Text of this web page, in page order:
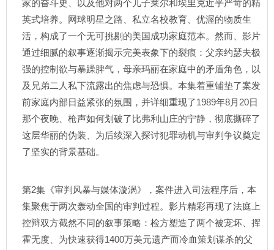
家的奋斗史、以及他对两个儿子莱尔和埃里克近乎严苛的精
英式培养。网球明星之路、私立名校教育、优渥的物质生
活，构成了一个无可挑剔的美国成功家庭范本。然而、影片
通过细腻的叙事逐渐揭示完美表象下的裂痕：父亲约瑟夫极
强的控制欲与暴躁脾气，母亲玛丽在家庭中的矛盾角色，以
及兄弟二人私下流露出的焦虑与恐惧。本集着重铺垫了案发
前家庭内部日益紧张的氛围，并详细重现了1989年8月20日
那个夜晚、枪声如何划破了比弗利山庄的宁静，彻底撕碎了
这层华丽的伪装、为后续深入探讨犯罪动机与审判争议奠定
了坚实的背景基础。
第2集《审判风暴与媒体漩涡》，案件进入司法程序后，本
集聚焦于两次轰动全国的审判过程。影片精彩再现了法庭上
控辩双方截然不同的叙事策略：检方塑造了两个被宠坏、挥
霍无度、为快速获得1400万美元遗产而冷血策划谋杀的父